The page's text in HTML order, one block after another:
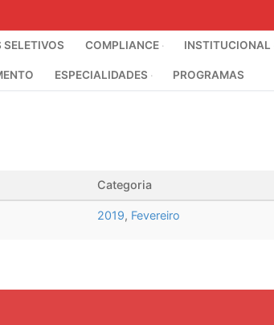
COMPLIANCE INSTITUCIONAL
ESPECIALIDADES PROGRAMAS
Categoria
2019, Fevereiro